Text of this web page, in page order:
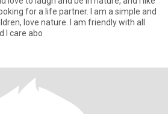
for a life partner. I am a simple and
love nature. I am friendly with all
I care abo